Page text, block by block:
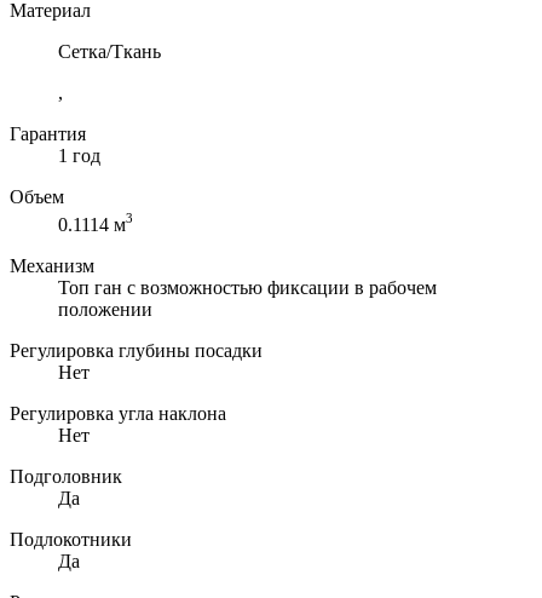
Материал
Сетка/Ткань
,
Гарантия
1 год
Объем
0.1114 м3
Механизм
Топ ган с возможностью фиксации в рабочем
положении
Регулировка глубины посадки
Нет
Регулировка угла наклона
Нет
Подголовник
Да
Подлокотники
Да